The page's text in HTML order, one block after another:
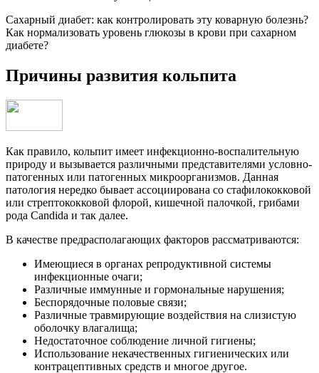
Сахарный диабет: как контролировать эту коварную болезнь?
Как нормализовать уровень глюкозы в крови при сахарном
диабете?
Причины развития кольпита
Как правило, кольпит имеет инфекционно-воспалительную
природу и вызывается различными представителями условно-
патогенных или патогенных микроорганизмов. Данная
патология нередко бывает ассоциирована со стафилококковой
или стрептококковой флорой, кишечной палочкой, грибами
рода Candida и так далее.
В качестве предрасполагающих факторов рассматриваются:
Имеющиеся в органах репродуктивной системы
инфекционные очаги;
Различные иммунные и гормональные нарушения;
Беспорядочные половые связи;
Различные травмирующие воздействия на слизистую
оболочку влагалища;
Недостаточное соблюдение личной гигиены;
Использование некачественных гигиенических или
контрацептивных средств и многое другое.